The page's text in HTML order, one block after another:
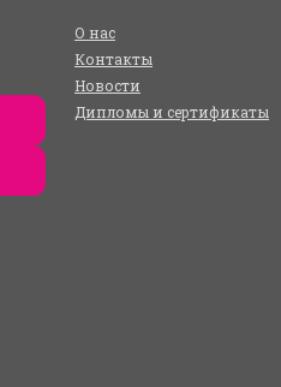
О нас
Контакты
Новости
Дипломы и сертификаты